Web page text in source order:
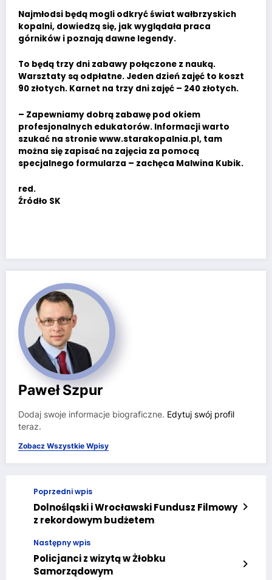
Najmłodsi będą mogli odkryć świat wałbrzyskich
kopalni, dowiedzą się, jak wyglądała praca
górników i poznają dawne legendy.
To będą trzy dni zabawy połączone z nauką.
Warsztaty są odpłatne. Jeden dzień zajęć to koszt
90 złotych. Karnet na trzy dni zajęć – 240 złotych.
– Zapewniamy dobrą zabawę pod okiem
profesjonalnych edukatorów. Informacji warto
szukać na stronie www.starakopalnia.pl, tam
można się zapisać na zajęcia za pomocą
specjalnego formularza – zachęca Malwina Kubik.
red.
Źródło SK
Paweł Szpur
Dodaj swoje informacje biograficzne. Edytuj swój profil
teraz.
Zobacz Wszystkie Wpisy
Poprzedni wpis
Dolnośląski i Wrocławski Fundusz Filmowy
z rekordowym budżetem
Następny wpis
Policjanci z wizytą w Żłobku
Samorządowym